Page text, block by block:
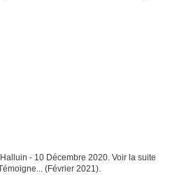
- 10 Décembre 2020. Voir la suite
(Février 2021).